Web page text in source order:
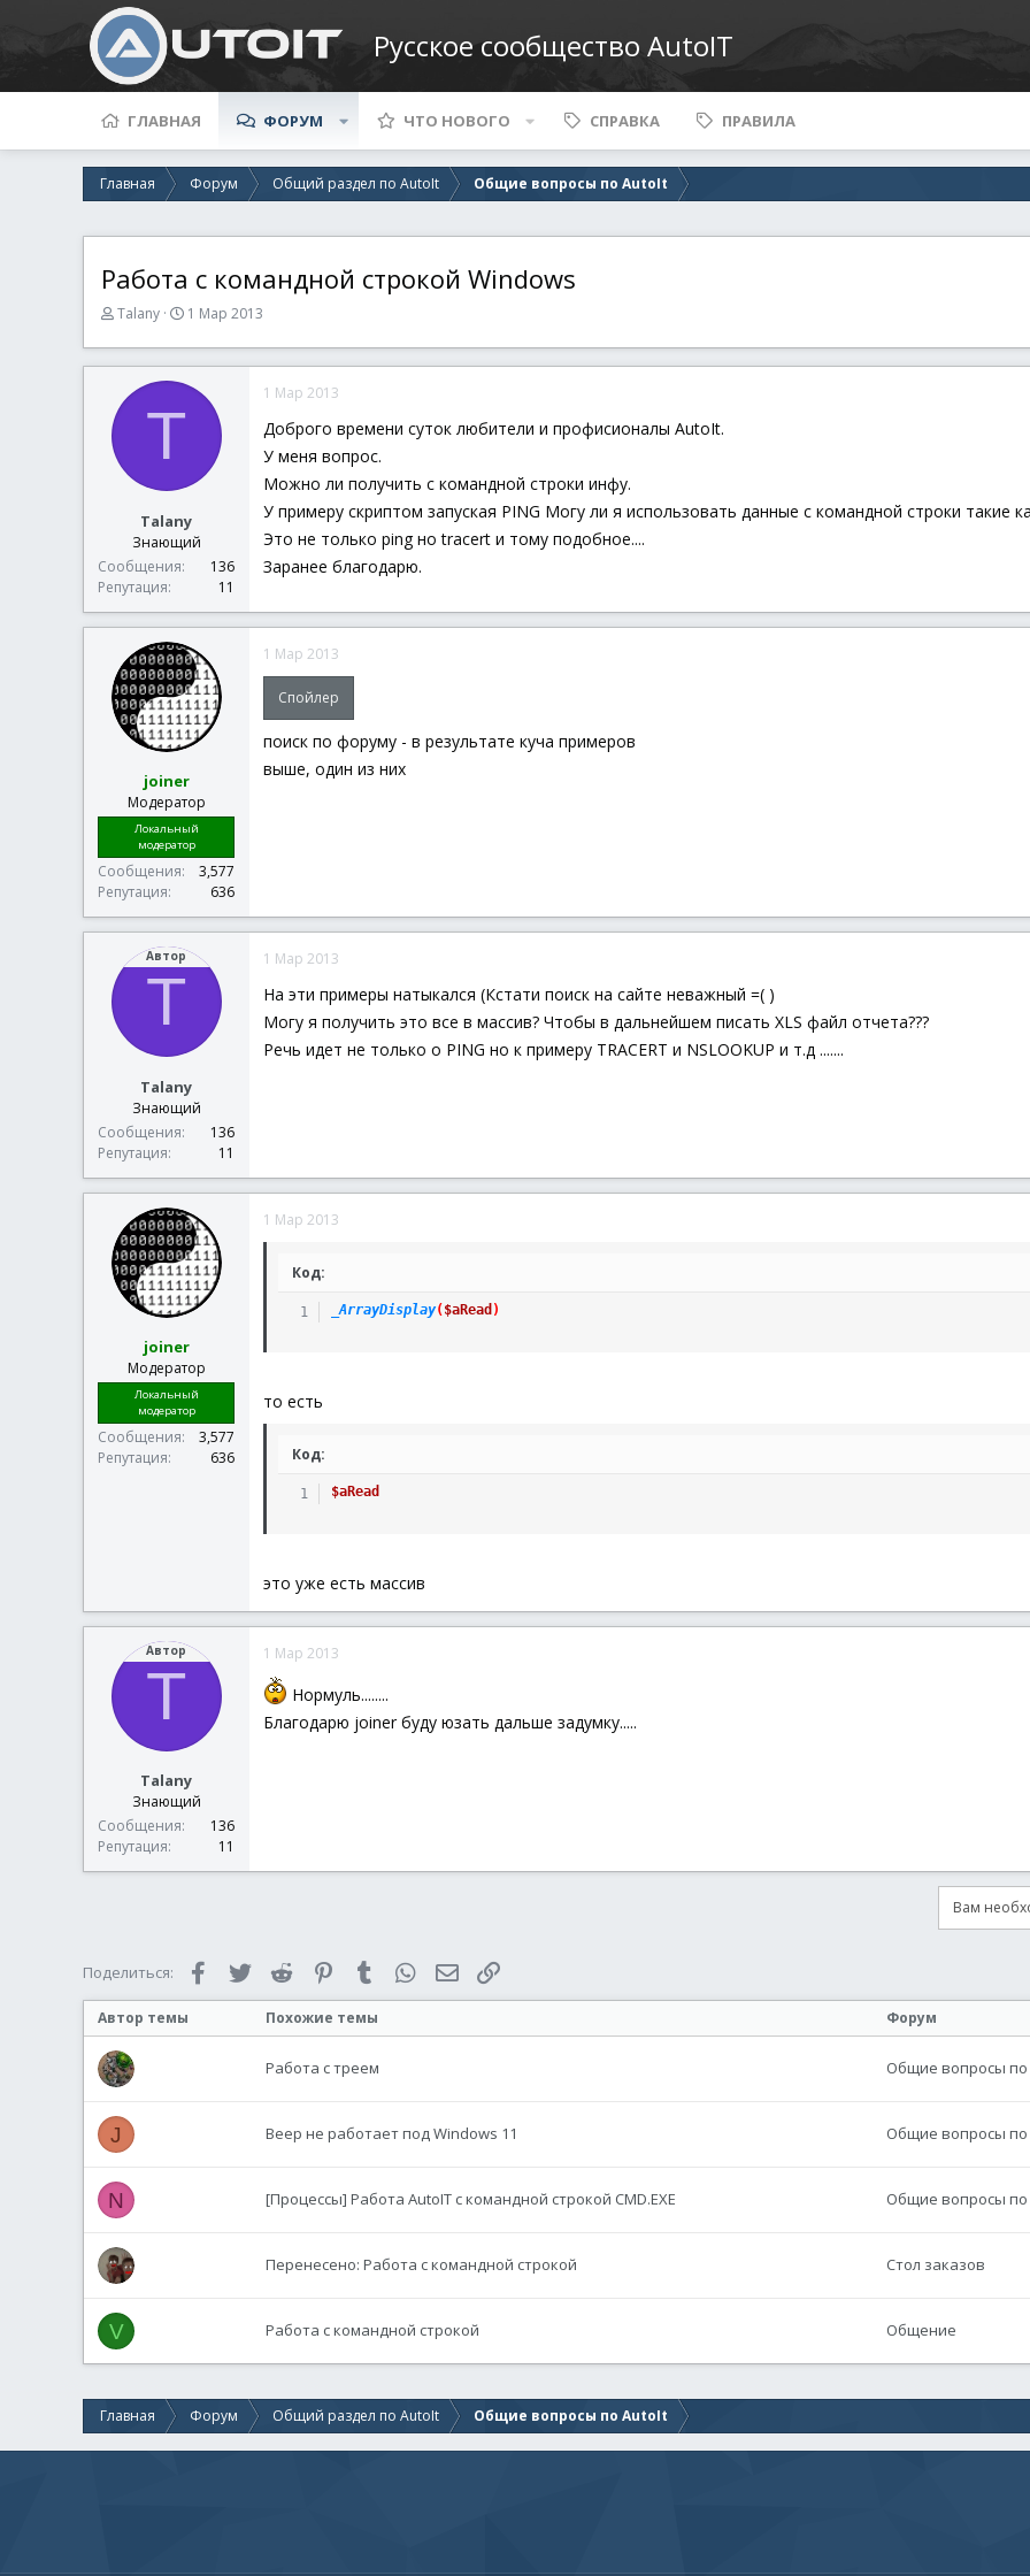
Русское сообщество AutoIT
ГЛАВНАЯ ФОРУМ ЧТО НОВОГО СПРАВКА ПРАВИЛА
Главная Форум Общий раздел по AutoIt Общие вопросы по AutoIt
Работа с командной строкой Windows
А
т
р
т
м
ы
Talany
Д
т
н
1 Мар 2013
T
Talany
Знающий
Сообщения
136
Репутация
11
1 Мар 2013
Доброго времени суток любители и профисионалы AutoIt.
У меня вопрос.
Можно ли получить с командной строки инфу.
У примеру скриптом запуская PING Могу ли я использовать данные с командной строки
Это не только ping но tracert и тому подобное....
Заранее благодарю.
joiner
Модератор
Локальный
модератор
Сообщения
3,577
Репутация
636
1 Мар 2013
Спойлер
поиск по форуму - в результате куча примеров
выше, один из них
Автор
T
Talany
Знающий
Сообщения
136
Репутация
11
1 Мар 2013
На эти примеры натыкался (Кстати поиск на сайте неважный =( )
Могу я получить это все в массив? Чтобы в дальнейшем писать XLS файл отчета???
Речь идет не только о PING но к примеру TRACERT и NSLOOKUP и т.д .......
joiner
Модератор
Локальный
модератор
Сообщения
3,577
Репутация
636
1 Мар 2013
Код:
_ArrayDisplay($aRead )
то есть
Код:
$aRead
это уже есть массив
Автор
T
Talany
Знающий
Сообщения
136
Репутация
11
1 Мар 2013
Нормуль........
Благодарю joiner буду юзать дальше задумку.....
Вам
Поделиться: FacebookTwitter Reddit PinterestTumblr WhatsAppЭлектронная почта
Автор темы Похожие темы Форум
Работа с треем Общие вопросы по
J Beep не работает под Windows 11 Общие вопросы по
N [Процессы] Работа AutoIT с командной строкой CMD.EXE Общие вопросы по
Перенесено: Работа с командной строкой Стол заказов
V Работа с командной строкой Общение
Главная Форум Общий раздел по AutoIt Общие вопросы по AutoIt